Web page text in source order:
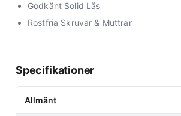
Godkänt Solid Lås
Rostfria Skruvar & Muttrar
Specifikationer
Allmänt